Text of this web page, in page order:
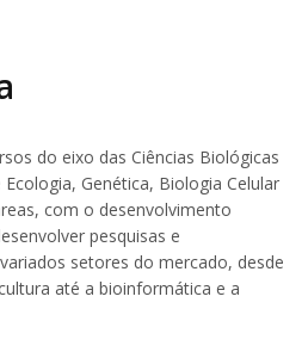
do eixo das Ciências Biológicas
Genética, Biologia Celular
com o desenvolvimento
pesquisas e
setores do mercado, desde
até a bioinformática e a